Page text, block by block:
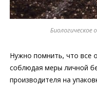
Биологическое
Нужно помнить, что все
соблюдая меры личной
производителя на